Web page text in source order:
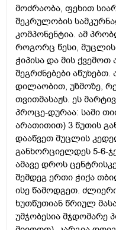
მოძრაობა, ფეხით
შეკრულობის
კომპონენტია. ამ
როგორც წესი,
ჭიპისა და მის
შეგრძნებები
დილაობით, უზმოზე,
თვითმასაჟს. ეს
პროცე-დურაა: სამი
არათითით) 3 წუთის
დააწვეთ მუცლის
განხორციელდეს 5-6-
ამავე დროს
შემდეგ ერთი ჭიქა
ისე წამოდგეთ.
ხუთწუთიან წრიულ
უმჯობესია მჯდომარე